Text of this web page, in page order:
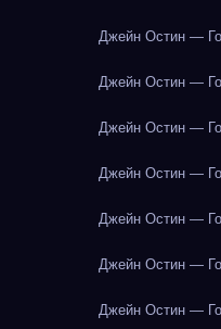
Джейн Остин —
Джейн Остин —
Джейн Остин —
Джейн Остин —
Джейн Остин —
Джейн Остин —
Джейн Остин —